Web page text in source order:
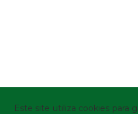
Este site utiliza cookies para